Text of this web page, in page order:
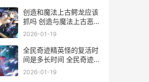
创造和魔法上古鳄龙应该
抓吗 创造与魔法上古恶龙
在哪?上古恶龙位置饲料
2026-01-19
全民奇迹精英怪的复活时
间是多长时间 全民奇迹精
灵精华是干嘛的
2026-01-19